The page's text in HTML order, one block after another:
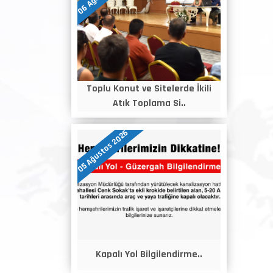
Toplu Konut ve Sitelerde İkili
Atık Toplama Si..
05 Ağustos 2026
Kapalı Yol Bilgilendirme..